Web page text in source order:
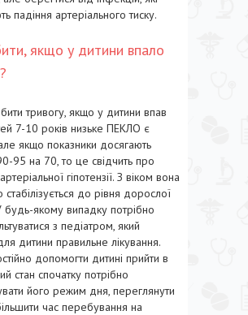
падіння артеріального тиску.
якщо у дитини впало
тривогу, якщо у дитини впав
7-10 років низьке ПЕКЛО є
якщо показники досягають
95 на 70, то це свідчить про
гіпотензії. З віком вона
стабілізується до рівня дорослої
якому випадку потрібно
з педіатром, який
дитини правильне лікування.
допомогти дитині прийти в
стан спочатку потрібно
його режим дня, переглянути
час перебування на